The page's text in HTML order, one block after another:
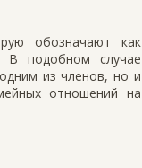
обозначают как
В подобном случае
из членов, но и
отношений на